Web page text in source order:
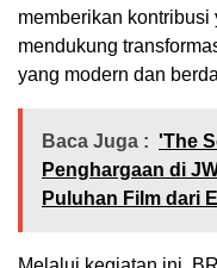
memberikan
mendukung
yang modern dan
Baca Juga : 'The
Penghargaan di
Puluhan Film dari